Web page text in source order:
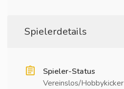
Spielerdetails
Spieler-Status
Vereinslos/Hobbykicker